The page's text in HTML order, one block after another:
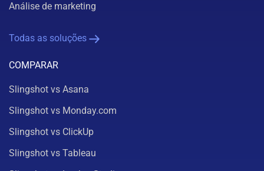
Análise de marketing
Todas as soluções
COMPARAR
Slingshot vs Asana
Slingshot vs Monday.com
Slingshot vs ClickUp
Slingshot vs Tableau